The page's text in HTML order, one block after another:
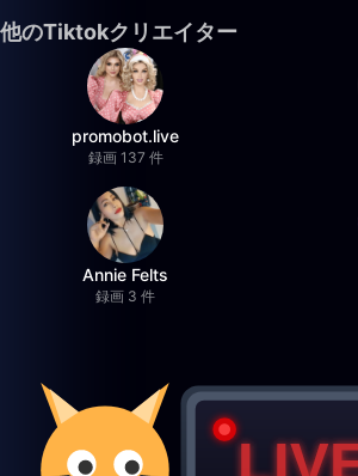
他のTiktokクリエイター
promobot.live
録画 137 件
Annie Felts
録画 3 件